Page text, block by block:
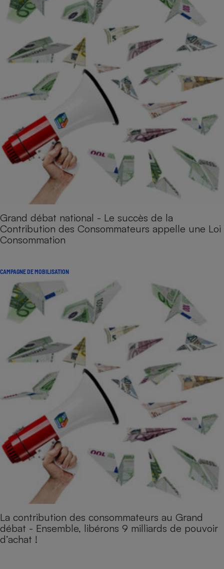
Grand débat national - Le succès de la
Contribution des Consommateurs appelle une Loi
Consommation
CAMPAGNE DE MOBILISATION
La contribution des consommateurs au Grand
débat - Ensemble, libérons 9 milliards de pouvoir
d’achat !